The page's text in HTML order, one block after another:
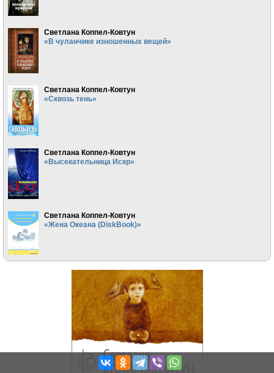
Светлана Коппел-Ковтун
«В чуланчике изношенных вещей»
Светлана Коппел-Ковтун
«Сквозь тень»
Светлана Коппел-Ковтун
«Высекательница Искр»
Светлана Коппел-Ковтун
«Жена Океана (DiskBook)»